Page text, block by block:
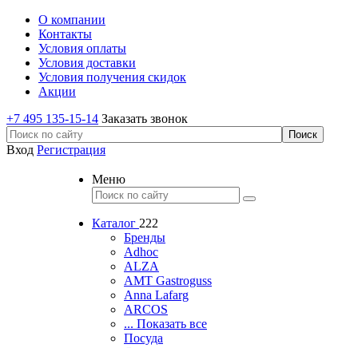
О компании
Контакты
Условия оплаты
Условия доставки
Условия получения скидок
Акции
+7 495 135-15-14 Заказать звонок
Вход Регистрация
Меню
Каталог 222
Бренды
Adhoc
ALZA
AMT Gastroguss
Anna Lafarg
ARCOS
... Показать все
Посуда